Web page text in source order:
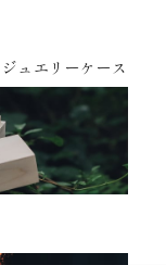
ュエリーケース